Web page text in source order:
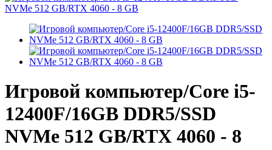
Игровой компьютер/Core i5-
12400F/16GB DDR5/SSD
NVMe 512 GB/RTX 4060 - 8